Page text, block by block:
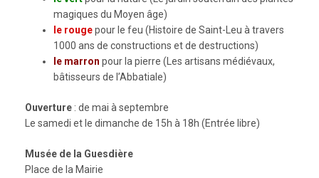
magiques du Moyen âge)
le rougepour le feu (Histoire de Saint-Leu à travers
1000 ans de constructions et de destructions)
le marron pour la pierre (Les artisans médiévaux,
bâtisseurs de l’Abbatiale)
Ouverture : de mai à septembre
Le samedi et le dimanche de 15h à 18h (Entrée libre)
Musée de la Guesdière
Place de la Mairie